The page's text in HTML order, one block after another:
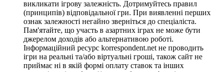
викликати ігрову залежність. Дотримуйтесь правил
(принципів) відповідальної гри. При виявленні перших
ознак залежності негайно зверніться до спеціаліста.
Пам'ятайте, що участь в азартних іграх не може бути
джерелом доходів або альтернативою роботі.
Інформаційний ресурс korrespondent.net не проводить
ігри на реальні та/або віртуальні гроші, також сайт не
приймає ні в якій формі оплату ставок та інших